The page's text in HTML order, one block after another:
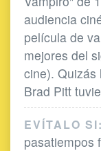
audiencia
película de
mejores del
cine). Quizás
Brad Pitt
EVÍTALO SI:
pasatiempos